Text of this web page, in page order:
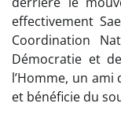
effectivement
Coordination
Démocratie et
l’Homme, un
et bénéficie du